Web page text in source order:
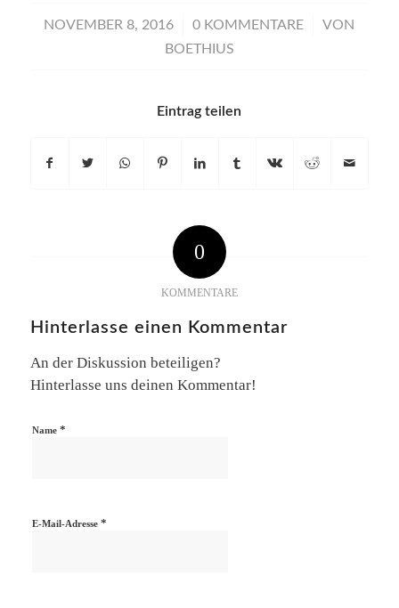
NOVEMBER 8, 2016
/ 0 KOMMENTARE
/
VON
BOETHIUS
Eintrag teilen
0
KOMMENTARE
Hinterlasse einen Kommentar
An der Diskussion beteiligen?
Hinterlasse uns deinen Kommentar!
Name *
E-Mail-Adresse *